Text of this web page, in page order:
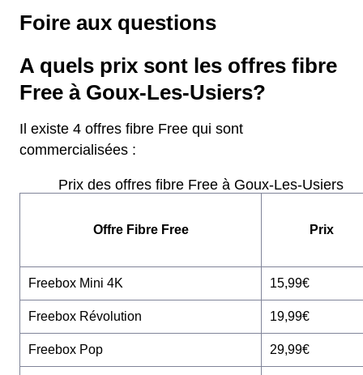
Foire aux questions
A quels prix sont les offres fibre
Free à Goux-Les-Usiers?
Il existe 4 offres fibre Free qui sont
commercialisées :
Prix des offres fibre Free à Goux-Les-Usiers
Offre Fibre Free Prix
Freebox Mini 4K 15,99€
Freebox Révolution 19,99€
Freebox Pop 29,99€